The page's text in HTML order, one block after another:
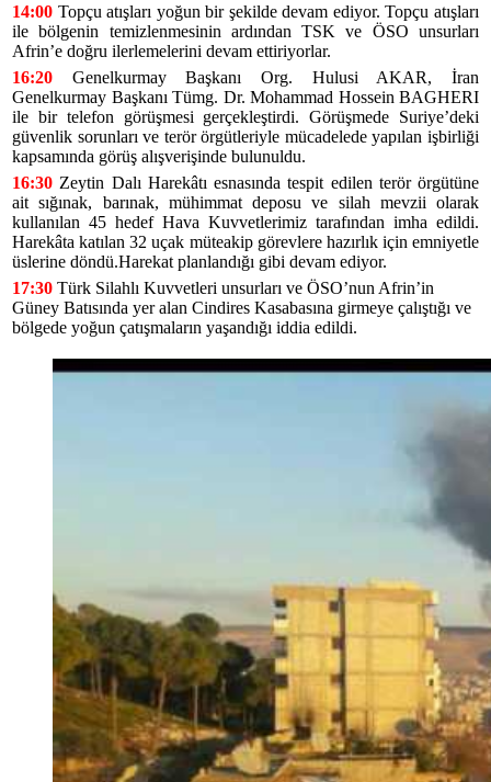
14:00 Topçu atışları yoğun bir şekilde devam ediyor. Topçu atışları
ile bölgenin temizlenmesinin ardından TSK ve ÖSO unsurları
Afrin’e doğru ilerlemelerini devam ettiriyorlar.
16:20 Genelkurmay Başkanı Org. Hulusi AKAR, İran
Genelkurmay Başkanı Tümg. Dr. Mohammad Hossein BAGHERI
ile bir telefon görüşmesi gerçekleştirdi. Görüşmede Suriye’deki
güvenlik sorunları ve terör örgütleriyle mücadelede yapılan işbirliği
kapsamında görüş alışverişinde bulunuldu.
16:30 Zeytin Dalı Harekâtı esnasında tespit edilen terör örgütüne
ait sığınak, barınak, mühimmat deposu ve silah mevzii olarak
kullanılan 45 hedef Hava Kuvvetlerimiz tarafından imha edildi.
Harekâta katılan 32 uçak müteakip görevlere hazırlık için emniyetle
üslerine döndü.Harekat planlandığı gibi devam ediyor.
17:30 Türk Silahlı Kuvvetleri unsurları ve ÖSO’nun Afrin’in
Güney Batısında yer alan Cindires Kasabasına girmeye çalıştığı ve
bölgede yoğun çatışmaların yaşandığı iddia edildi.